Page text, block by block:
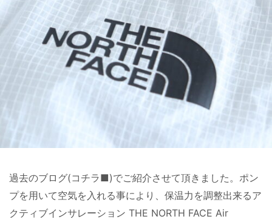
過去のブログ(コチラ■)でご紹介させて頂きました。ポン
プを用いて空気を入れる事により、保温力を調整出来るア
クティブインサレーション THE NORTH FACE Air